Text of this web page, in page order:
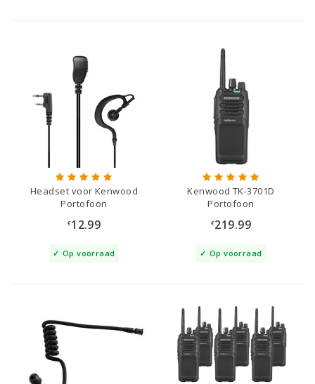
Headset voor Kenwood
Portofoon
€12.99
Op voorraad
Kenwood TK-3701D
Portofoon
€219.99
Op voorraad